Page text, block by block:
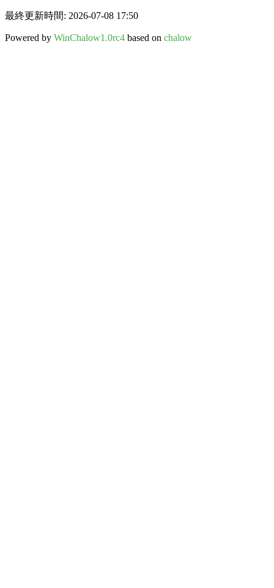
最終更新時間: 2026-07-08 17:50
Powered by WinChalow1.0rc4 based on chalow